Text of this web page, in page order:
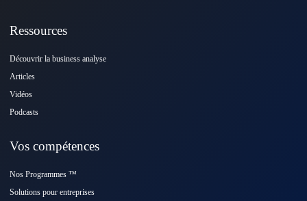
Ressources
Découvrir la business analyse
Articles
Vidéos
Podcasts
Vos compétences
Nos Programmes ™️
Solutions pour entreprises